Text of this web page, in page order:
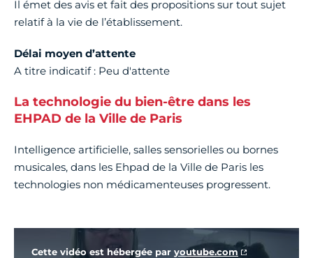
Il émet des avis et fait des propositions sur tout sujet
relatif à la vie de l’établissement.
Délai moyen d’attente
A titre indicatif : Peu d'attente
La technologie du bien-être dans les
EHPAD de la Ville de Paris
Intelligence artificielle, salles sensorielles ou bornes
musicales, dans les Ehpad de la Ville de Paris les
technologies non médicamenteuses progressent.
Cette vidéo est hébergée par youtube.com